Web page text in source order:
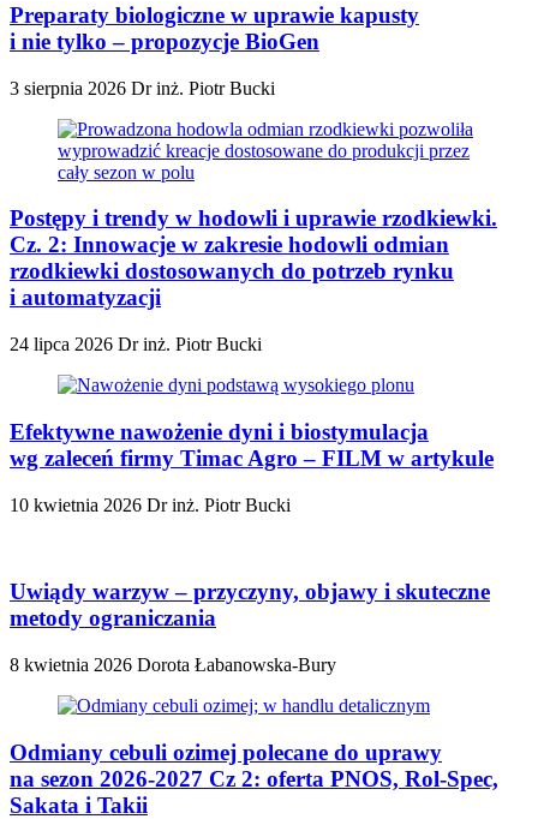
Preparaty biologiczne w uprawie kapusty
i nie tylko – propozycje BioGen
3 sierpnia 2026 Dr inż. Piotr Bucki
Postępy i trendy w hodowli i uprawie rzodkiewki.
Cz. 2: Innowacje w zakresie hodowli odmian
rzodkiewki dostosowanych do potrzeb rynku
i automatyzacji
24 lipca 2026 Dr inż. Piotr Bucki
Efektywne nawożenie dyni i biostymulacja
wg zaleceń firmy Timac Agro – FILM w artykule
10 kwietnia 2026 Dr inż. Piotr Bucki
Uwiądy warzyw – przyczyny, objawy i skuteczne
metody ograniczania
8 kwietnia 2026 Dorota Łabanowska-Bury
Odmiany cebuli ozimej polecane do uprawy
na sezon 2026-2027 Cz 2: oferta PNOS, Rol-Spec,
Sakata i Takii